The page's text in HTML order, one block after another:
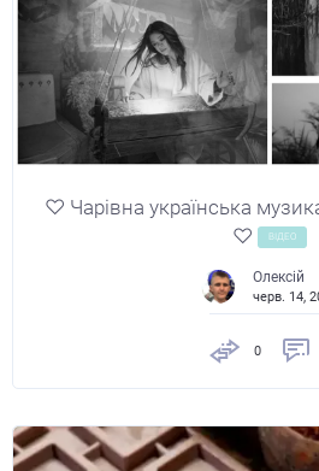
♡ Чарівна українська
♡
ВІДЕО
Олексій
черв. 14,
0